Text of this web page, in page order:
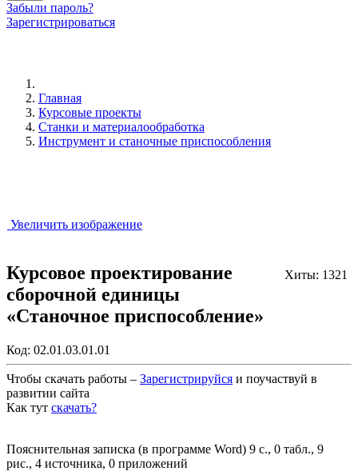
Забыли пароль?
Зарегистрироваться
Главная
Курсовые проекты
Станки и материалообработка
Инструмент и станочные приспособления
Увеличить изображение
Хиты: 1321
Курсовое проектирование
сборочной единицы
«Станочное приспособление»
Код: 02.01.03.01.01
Чтобы скачать работы – Зарегистрируйся и поучаствуй в
развитии сайта
Как тут скачать?
Пояснительная записка (в программе Word) 9 с., 0 табл., 9
рис., 4 источника, 0 приложений